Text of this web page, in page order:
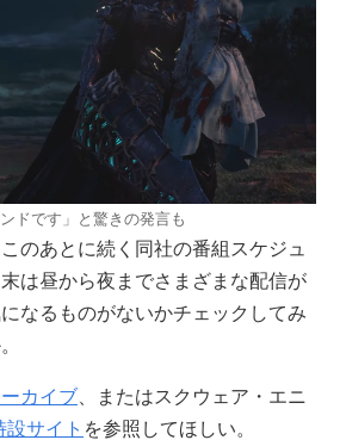
ドです」と驚きの発言も
のあとに続く同社の番組スケジュ
は昼から夜までさまざまな配信が
なるものがないかチェックしてみ
カイブ 、またはスクウェア・エニ
サイト を参照してほしい。